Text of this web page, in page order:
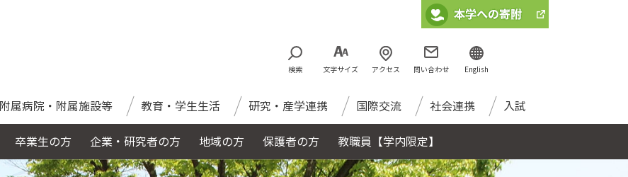
附属病院・附属施設等 教育・学生生活 研究・産学連携 国際交流 社会連携 入試
検索 文字サイズ アクセス 問い合わせ English
卒業生の方 企業・研究者の方 地域の方 保護者の方 教職員【学内限定】